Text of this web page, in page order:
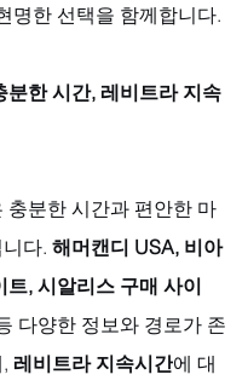
명한 선택을 함께합니다.
분한 시간, 레비트라 지속
충분한 시간과 편안한 마
다. 해머캔디 USA, 비아
트, 시알리스 구매 사이
다양한 정보와 경로가 존
레비트라 지속시간에 대